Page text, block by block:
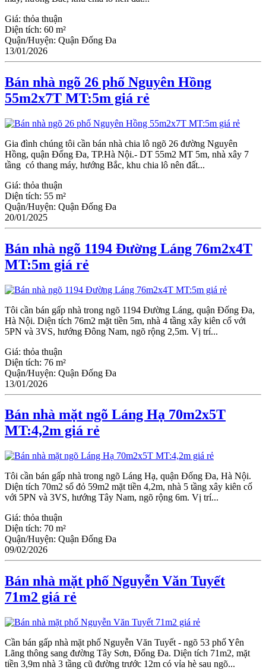
Giá: thỏa thuận
Diện tích: 60 m²
Quận/Huyện: Quận Đống Đa
13/01/2026
Bán nhà ngõ 26 phố Nguyên Hồng
55m2x7T MT:5m giá rẻ
Gia đình chúng tôi cần bán nhà chia lô ngõ 26 đường Nguyên
Hồng, quận Đống Đa, TP.Hà Nội.- DT 55m2 MT 5m, nhà xây 7
tầng có thang máy, hướng Bắc, khu chia lô nên đất...
Giá: thỏa thuận
Diện tích: 55 m²
Quận/Huyện: Quận Đống Đa
20/01/2025
Bán nhà ngõ 1194 Đường Láng 76m2x4T
MT:5m giá rẻ
Tôi cần bán gấp nhà trong ngõ 1194 Đường Láng, quận Đống Đa,
Hà Nội. Diện tích 76m2 mặt tiền 5m, nhà 4 tầng xây kiên cố với
5PN và 3VS, hướng Đông Nam, ngõ rộng 2,5m. Vị trí...
Giá: thỏa thuận
Diện tích: 76 m²
Quận/Huyện: Quận Đống Đa
13/01/2026
Bán nhà mặt ngõ Láng Hạ 70m2x5T
MT:4,2m giá rẻ
Tôi cần bán gấp nhà trong ngõ Láng Hạ, quận Đống Đa, Hà Nội.
Diện tích 70m2 sổ đỏ 59m2 mặt tiền 4,2m, nhà 5 tầng xây kiên cố
với 5PN và 3VS, hướng Tây Nam, ngõ rộng 6m. Vị trí...
Giá: thỏa thuận
Diện tích: 70 m²
Quận/Huyện: Quận Đống Đa
09/02/2026
Bán nhà mặt phố Nguyễn Văn Tuyết
71m2 giá rẻ
Cần bán gấp nhà mặt phố Nguyễn Văn Tuyết - ngõ 53 phố Yên
Lãng thông sang đường Tây Sơn, Đống Đa. Diện tích 71m2, mặt
tiền 3,9m nhà 3 tầng cũ đường trước 12m có vỉa hè sau ngõ...